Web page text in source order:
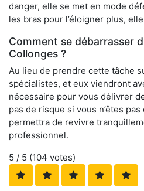
danger, elle se met en mode
les bras pour l’éloigner plus,
Comment se débarrasser
Collonges ?
Au lieu de prendre cette tâche
spécialistes, et eux viendront
nécessaire pour vous délivrer
pas de risque si vous n’êtes
permettra de revivre
professionnel.
5 / 5 (104 votes)